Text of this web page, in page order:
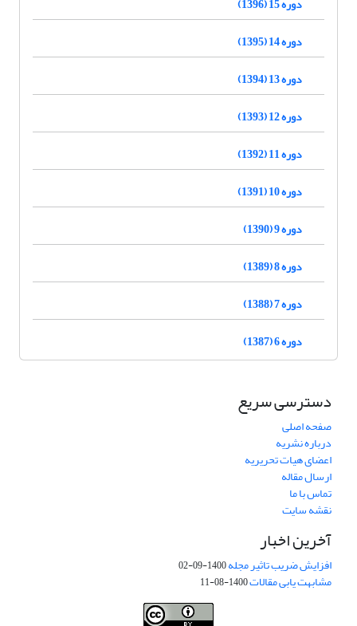
دوره 14 (1395)
دوره 13 (1394)
دوره 12 (1393)
دوره 11 (1392)
دوره 10 (1391)
دوره 9 (1390)
دوره 8 (1389)
دوره 7 (1388)
دوره 6 (1387)
دسترسی سریع
صفحه اصلی
درباره نشریه
اعضای هیات تحریریه
ارسال مقاله
تماس با ما
نقشه سایت
آخرین اخبار
افزایش ضریب تاثیر مجله1400-09-02
مشابهت یابی مقالات1400-08-11